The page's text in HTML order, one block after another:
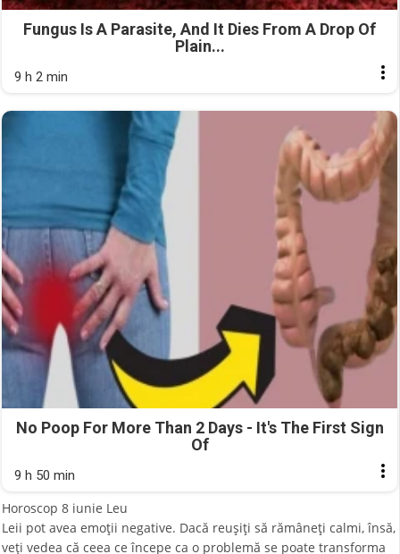
Fungus Is A Parasite, And It Dies From A Drop Of
Plain...
9 h 2 min
No Poop For More Than 2 Days - It's The First Sign
Of
9 h 50 min
Horoscop 8 iunie Leu
Leii pot avea emoţii negative. Dacă reușiţi să rămâneți calmi, însă,
veți vedea că ceea ce începe ca o problemă se poate transforma